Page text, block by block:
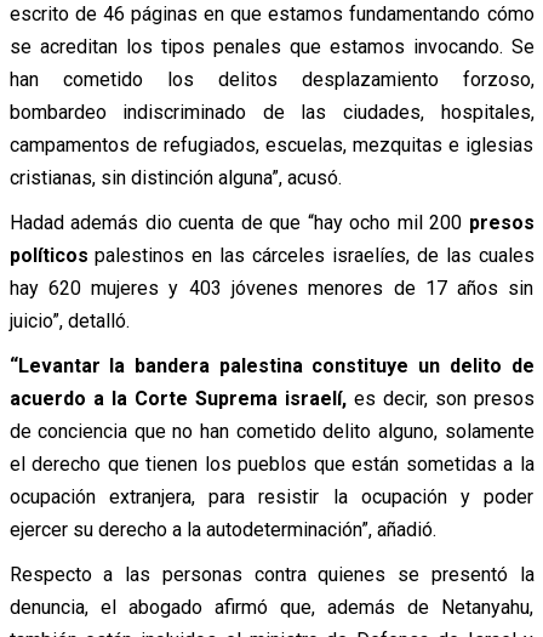
escrito de 46 páginas en que estamos fundamentando cómo
se acreditan los tipos penales que estamos invocando. Se
han cometido los delitos desplazamiento forzoso,
bombardeo indiscriminado de las ciudades, hospitales,
campamentos de refugiados, escuelas, mezquitas e iglesias
cristianas, sin distinción alguna”, acusó.
Hadad además dio cuenta de que “hay ocho mil 200 presos
políticos palestinos en las cárceles israelíes, de las cuales
hay 620 mujeres y 403 jóvenes menores de 17 años sin
juicio”, detalló.
“Levantar la bandera palestina constituye un delito de
acuerdo a la Corte Suprema israelí,es decir, son presos
de conciencia que no han cometido delito alguno, solamente
el derecho que tienen los pueblos que están sometidas a la
ocupación extranjera, para resistir la ocupación y poder
ejercer su derecho a la autodeterminación”, añadió.
Respecto a las personas contra quienes se presentó la
denuncia, el abogado afirmó que, además de Netanyahu,